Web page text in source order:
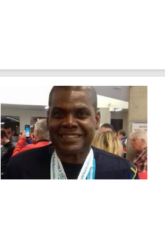
Les espaces numériques
Infos baignade
Infos sargasse
Toilettes publiques
Stationnement